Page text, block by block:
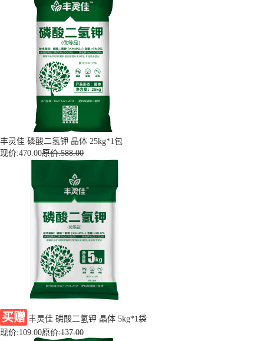
丰灵佳 磷酸二氢钾 晶体 25kg*1包
现价:470.00原价:588.00
买赠 丰灵佳 磷酸二氢钾 晶体 5kg*1袋
现价:109.00原价:137.00